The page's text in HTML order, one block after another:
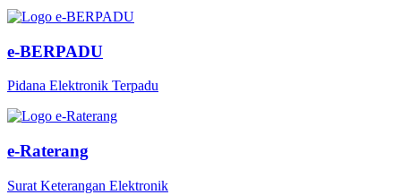
e-BERPADU
Pidana Elektronik Terpadu
e-Raterang
Surat Keterangan Elektronik